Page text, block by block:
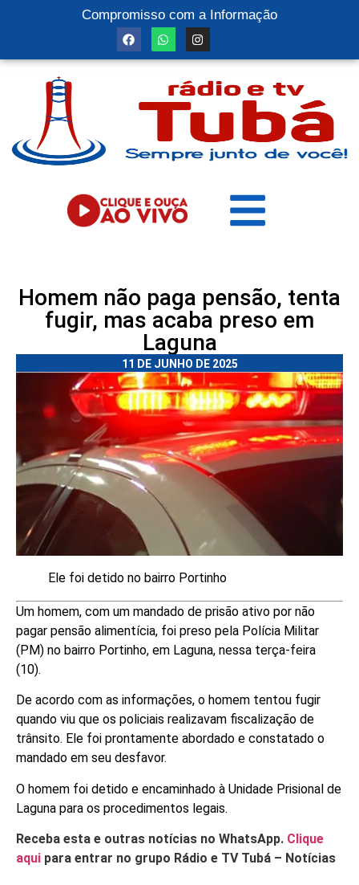
Compromisso com a Informação
Homem não paga pensão, tenta
fugir, mas acaba preso em
Laguna
11 DE JUNHO DE 2025
Ele foi detido no bairro Portinho
Um homem, com um mandado de prisão ativo por não
pagar pensão alimentícia, foi preso pela Polícia Militar
(PM) no bairro Portinho, em Laguna, nessa terça-feira
(10).
De acordo com as informações, o homem tentou fugir
quando viu que os policiais realizavam fiscalização de
trânsito. Ele foi prontamente abordado e constatado o
mandado em seu desfavor.
O homem foi detido e encaminhado à Unidade Prisional de
Laguna para os procedimentos legais.
Receba esta e outras notícias no WhatsApp. Clique
aqui para entrar no grupo Rádio e TV Tubá – Notícias